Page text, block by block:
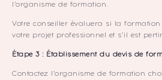
l’organisme de formation.
Votre conseiller évaluera si la
votre projet professionnel et s’il est
Étape 3 : Établissement du devis de
Contactez l’organisme de formation